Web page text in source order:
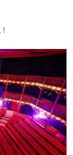
！